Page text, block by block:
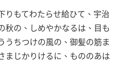
りもてわたらせ給ひて、宇治
秋の、しめやかなるは、目も
うちつけの風の、御髪の筋ま
まじかりけるに、もののあは